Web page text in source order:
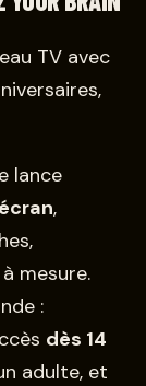
TV avec
lance
,
mesure.
:
dès 14
adulte, et